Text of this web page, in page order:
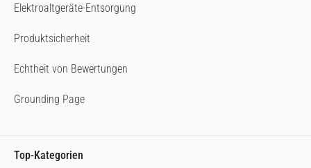
Elektroaltgeräte-Entsorgung
Produktsicherheit
Echtheit von Bewertungen
Grounding Page
Top-Kategorien